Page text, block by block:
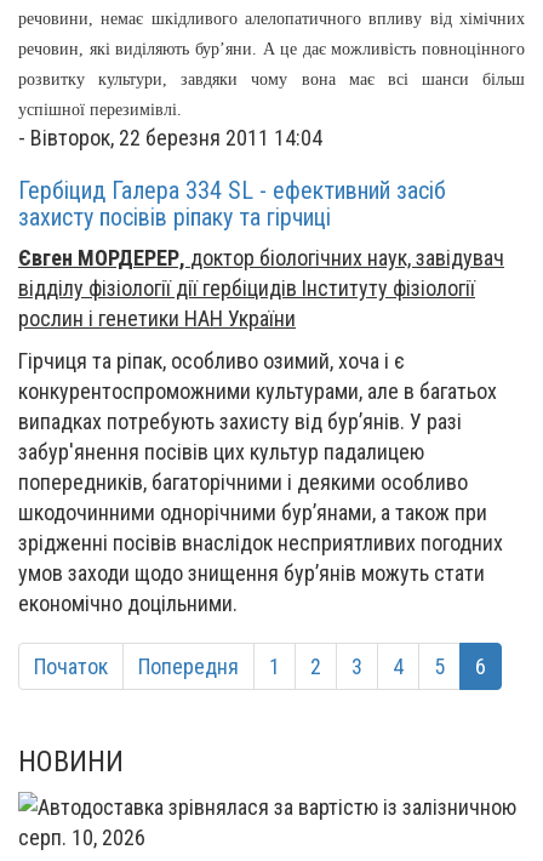
речовини, немає шкідливого алелопатичного впливу від хімічних
речовин, які виділяють бур’яни. А це дає можливість повноцінного
розвитку культури, завдяки чому вона має всі шанси більш
успішної перезимівлі.
- Вівторок, 22 березня 2011 14:04
Гербіцид Галера 334 SL - ефективний засіб
захисту посівів ріпаку та гірчиці
Євген МОРДЕРЕР, доктор біологічних наук, завідувач
відділу фізіології дії гербіцидів Інституту фізіології
рослин і генетики НАН України
Гірчиця та ріпак, особливо озимий, хоча і є
конкурентоспроможними культурами, але в багатьох
випадках потребують захисту від бур’янів. У разі
забур'янення посівів цих культур падалицею
попередників, багаторічними і деякими особливо
шкодочинними однорічними бур’янами, а також при
зрідженні посівів внаслідок несприятливих погодних
умов заходи щодо знищення бур’янів можуть стати
економічно доцільними.
Початок Попередня 1 2 3 4 5 6
НОВИНИ
серп. 10, 2026